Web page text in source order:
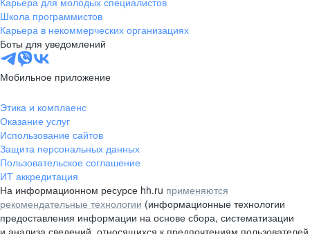
Школа программистов
Карьера в некоммерческих организациях
Боты для уведомлений
Мобильное приложение
Этика и комплаенс
Оказание услуг
Использование сайтов
Защита персональных данных
Пользовательское соглашение
ИТ аккредитация
На информационном ресурсе hh.ru применяются
рекомендательные технологии (информационные технологии
предоставления информации на основе сбора, систематизации
и анализа сведений, относящихся к предпочтениям пользователей